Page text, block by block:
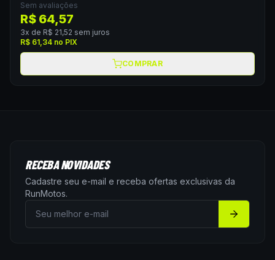
Sem avaliações
R$ 64,57
3x de R$ 21,52 sem juros
R$ 61,34 no PIX
COMPRAR
RECEBA NOVIDADES
Cadastre seu e-mail e receba ofertas exclusivas da
RunMotos.